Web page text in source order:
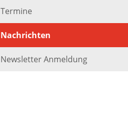
Termine
Nachrichten
Newsletter Anmeldung